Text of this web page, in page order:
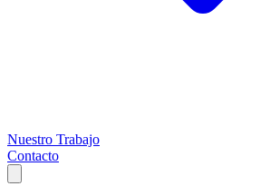
Nuestro Trabajo
Contacto